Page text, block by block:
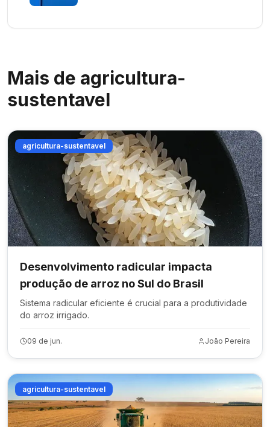
Mais de agricultura-
sustentavel
agricultura-sustentavel
Desenvolvimento radicular impacta
produção de arroz no Sul do Brasil
Sistema radicular eficiente é crucial para a produtividade
do arroz irrigado.
09 de jun. João Pereira
agricultura-sustentavel